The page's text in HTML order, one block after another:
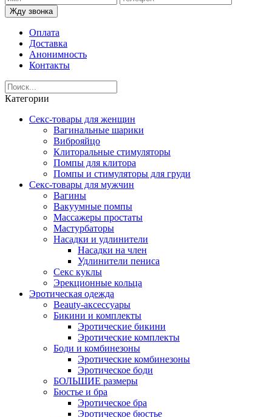
Жду звонка
Оплата
Доставка
Анонимность
Контакты
Категории
Секс-товары для женщин
Вагинальные шарики
Виброяйцо
Клиторальные стимуляторы
Помпы для клитора
Помпы и стимуляторы для груди
Секс-товары для мужчин
Вагины
Вакуумные помпы
Массажеры простаты
Мастурбаторы
Насадки и удлинители
Насадки на член
Удлинители пениса
Секс куклы
Эрекционные кольца
Эротическая одежда
Beauty-аксессуары
Бикини и комплекты
Эротические бикини
Эротические комплекты
Боди и комбинезоны
Эротические комбинезоны
Эротическое боди
БОЛЬШИЕ размеры
Бюстье и бра
Эротическое бра
Эротическое бюстье